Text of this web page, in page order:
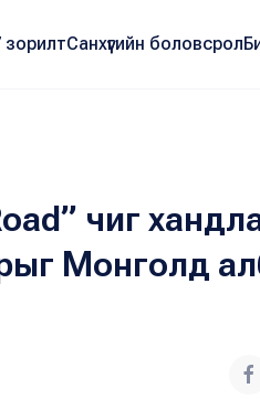
зорилтСанхүүгийн боловсрол
чиг
Монголд